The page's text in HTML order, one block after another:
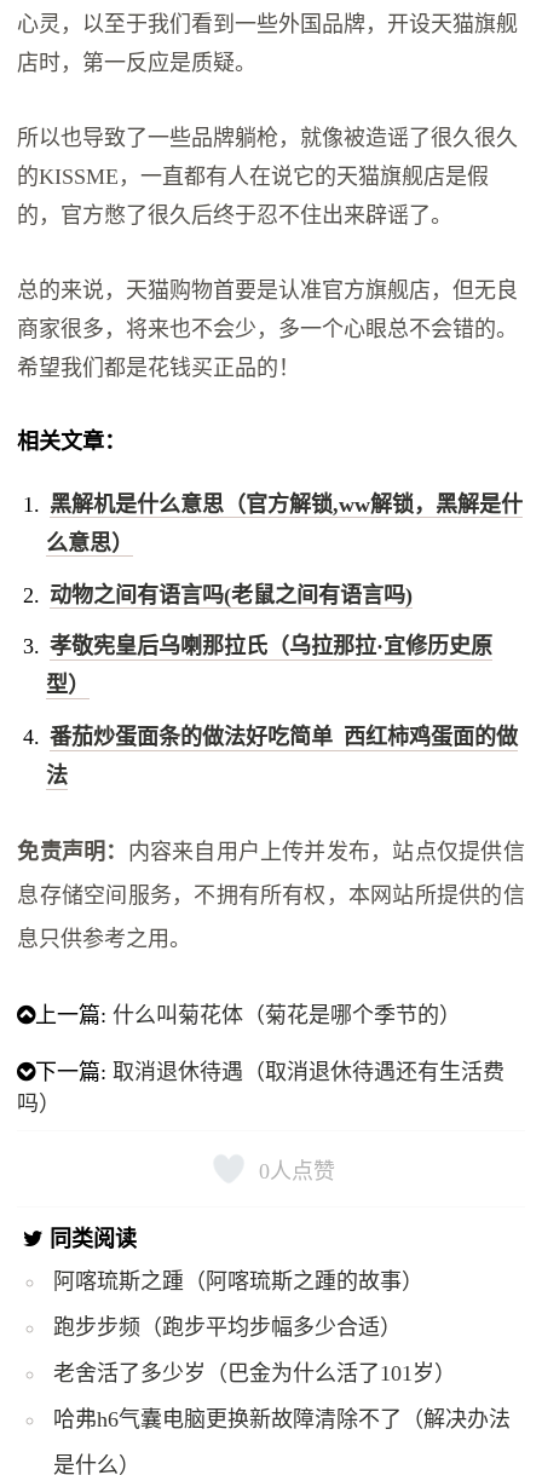
心灵，以至于我们看到一些外国品牌，开设天猫旗舰
店时，第一反应是质疑。
所以也导致了一些品牌躺枪，就像被造谣了很久很久
的KISSME，一直都有人在说它的天猫旗舰店是假
的，官方憋了很久后终于忍不住出来辟谣了。
总的来说，天猫购物首要是认准官方旗舰店，但无良
商家很多，将来也不会少，多一个心眼总不会错的。
希望我们都是花钱买正品的！
相关文章：
黑解机是什么意思（官方解锁,ww解锁，黑解是什
么意思）
动物之间有语言吗(老鼠之间有语言吗)
孝敬宪皇后乌喇那拉氏（乌拉那拉·宜修历史原
型）
番茄炒蛋面条的做法好吃简单 西红柿鸡蛋面的做
法
免责声明： 内容来自用户上传并发布，站点仅提供信
息存储空间服务，不拥有所有权，本网站所提供的信
息只供参考之用。
上一篇:什么叫菊花体（菊花是哪个季节的）
下一篇:取消退休待遇（取消退休待遇还有生活费
吗）
0人点赞
同类阅读
阿喀琉斯之踵（阿喀琉斯之踵的故事）
跑步步频（跑步平均步幅多少合适）
老舍活了多少岁（巴金为什么活了101岁）
哈弗h6气囊电脑更换新故障清除不了（解决办法
是什么）